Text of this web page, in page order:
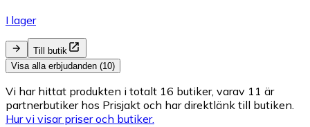
I lager
Till butik
Visa alla erbjudanden (10)
Vi har hittat produkten i totalt 16 butiker, varav 11 är
partnerbutiker hos Prisjakt och har direktlänk till butiken.
Hur vi visar priser och butiker.